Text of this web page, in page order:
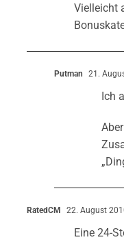
Vielleicht
Putman 21.
Ich
RatedCM 22. August
Eine 24-